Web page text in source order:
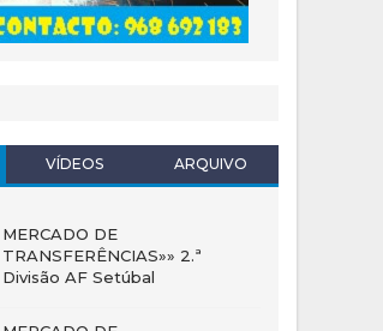
VÍDEOS ARQUIVO
MERCADO DE
TRANSFERÊNCIAS»» 2.ª
Divisão AF Setúbal